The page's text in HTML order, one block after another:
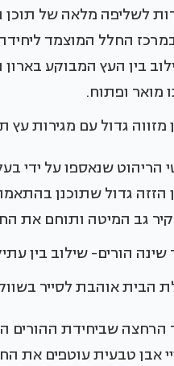
לשליפה מלאה של תוכן
החלל המוצמד
בין העץ המבוקע
מואר ופתוח.
מזווה גדול עם מגירות
הריהוט שנאספו על ידי
הזזה גדול שתוכנן
גב המיטה ותוחם את
שינה הורים- שילוב בין
הבית אוהבת לסייר
הרחצה שביחידת ההורים
אבן טבעית עוטפים את